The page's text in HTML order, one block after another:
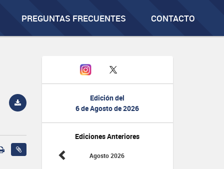
PREGUNTAS FRECUENTES CONTACTO
Edición del
6 de Agosto de 2026
Ediciones Anteriores
Agosto 2026